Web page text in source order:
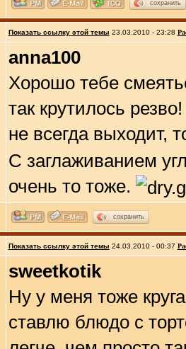
сохранить
Показать ссылку этой темы 23.03.2010 - 23:28
anna100
Хорошо тебе
так крутилось
не всегда выходит,
С заглаживанием
очень то тоже.
сохранить
Показать ссылку этой темы 24.03.2010 - 00:37
sweetkotik
Ну у меня тоже
ставлю блюдо с